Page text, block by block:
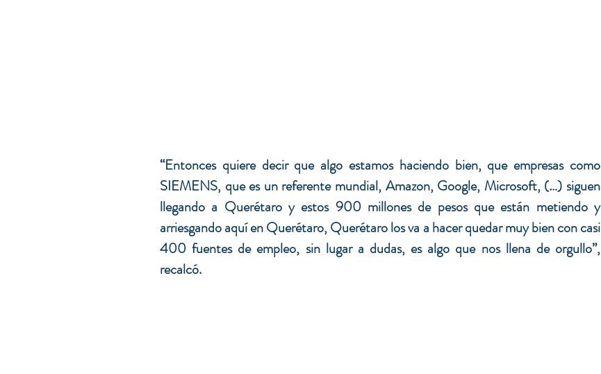
“Entonces quiere decir que algo estamos haciendo bien, que empresas como
SIEMENS, que es un referente mundial, Amazon, Google, Microsoft, (…) siguen
llegando a Querétaro y estos 900 millones de pesos que están metiendo y
arriesgando aquí en Querétaro, Querétaro los va a hacer quedar muy bien con casi
400 fuentes de empleo, sin lugar a dudas, es algo que nos llena de orgullo”,
recalcó.